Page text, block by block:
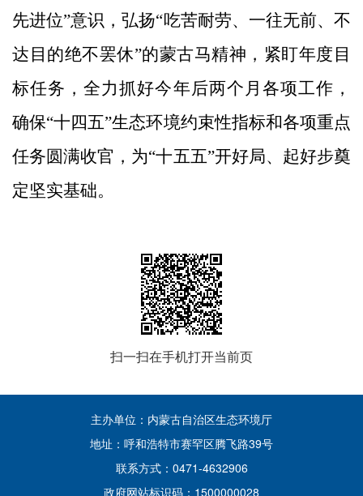
先进位”意识，弘扬“吃苦耐劳、一往无前、不
达目的绝不罢休”的蒙古马精神，紧盯年度目
标任务，全力抓好今年后两个月各项工作，
确保“十四五”生态环境约束性指标和各项重点
任务圆满收官，为“十五五”开好局、起好步奠
定坚实基础。
扫一扫在手机打开当前页
主办单位：内蒙古自治区生态环境厅
地址：呼和浩特市赛罕区腾飞路39号
联系方式：0471-4632906
政府网站标识码：1500000028